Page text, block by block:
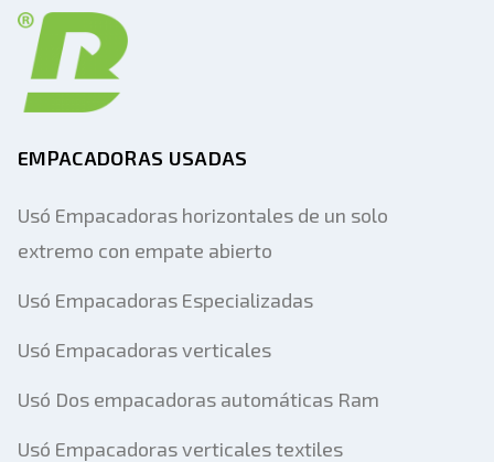
EMPACADORAS USADAS
Usó Empacadoras horizontales de un solo
extremo con empate abierto
Usó Empacadoras Especializadas
Usó Empacadoras verticales
Usó Dos empacadoras automáticas Ram
Usó Empacadoras verticales textiles